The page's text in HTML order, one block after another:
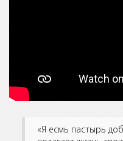
«Я есмь пастырь